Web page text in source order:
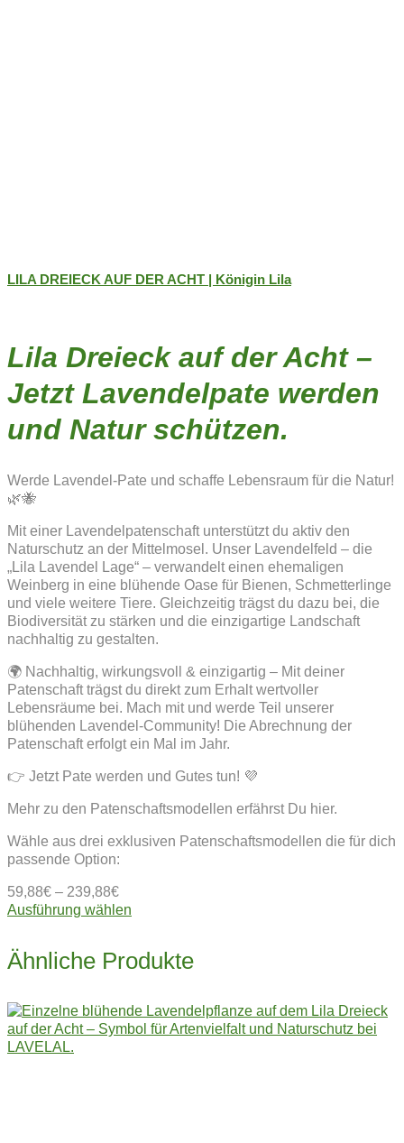
LILA DREIECK AUF DER ACHT | Königin Lila
Lila Dreieck auf der Acht –
Jetzt Lavendelpate werden
und Natur schützen.
Werde Lavendel-Pate und schaffe Lebensraum für die Natur!
🌿🐝
Mit einer Lavendelpatenschaft unterstützt du aktiv den
Naturschutz an der Mittelmosel. Unser Lavendelfeld – die
„Lila Lavendel Lage“ – verwandelt einen ehemaligen
Weinberg in eine blühende Oase für Bienen, Schmetterlinge
und viele weitere Tiere. Gleichzeitig trägst du dazu bei, die
Biodiversität zu stärken und die einzigartige Landschaft
nachhaltig zu gestalten.
🌍 Nachhaltig, wirkungsvoll & einzigartig – Mit deiner
Patenschaft trägst du direkt zum Erhalt wertvoller
Lebensräume bei. Mach mit und werde Teil unserer
blühenden Lavendel-Community! Die Abrechnung der
Patenschaft erfolgt ein Mal im Jahr.
👉 Jetzt Pate werden und Gutes tun! 💜
Mehr zu den Patenschaftsmodellen erfährst Du hier.
Wähle aus drei exklusiven Patenschaftsmodellen die für dich
passende Option:
59,88€ – 239,88€
Ausführung wählen
mehrere
Die
Optionen
Ähnliche Produkte